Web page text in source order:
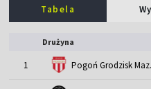
Tabela
Drużyna
1 Pogoń Grodzisk Maz.